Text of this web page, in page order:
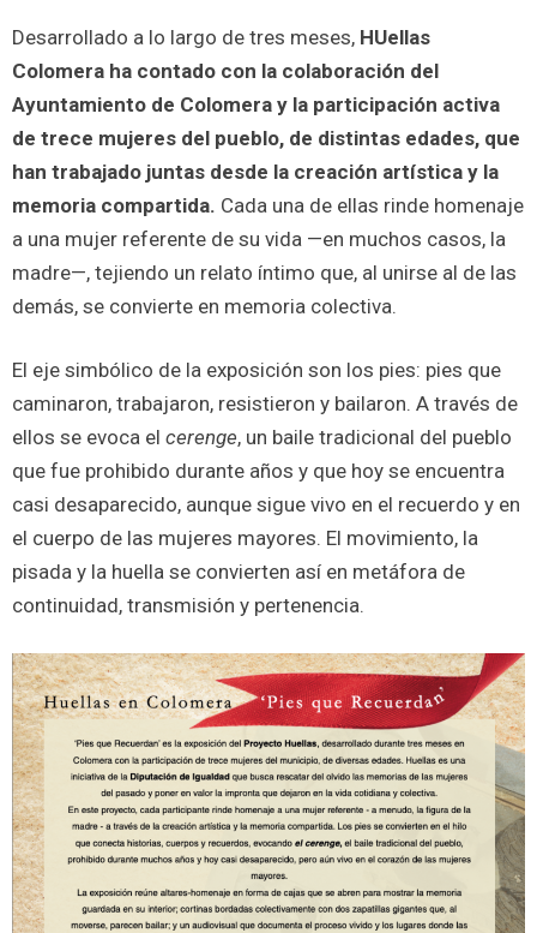
Desarrollado a lo largo de tres meses, HUellas
Colomera ha contado con la colaboración del
Ayuntamiento de Colomera y la participación activa
de trece mujeres del pueblo, de distintas edades, que
han trabajado juntas desde la creación artística y la
memoria compartida. Cada una de ellas rinde homenaje
a una mujer referente de su vida —en muchos casos, la
madre—, tejiendo un relato íntimo que, al unirse al de las
demás, se convierte en memoria colectiva.
El eje simbólico de la exposición son los pies: pies que
caminaron, trabajaron, resistieron y bailaron. A través de
ellos se evoca el cerenge, un baile tradicional del pueblo
que fue prohibido durante años y que hoy se encuentra
casi desaparecido, aunque sigue vivo en el recuerdo y en
el cuerpo de las mujeres mayores. El movimiento, la
pisada y la huella se convierten así en metáfora de
continuidad, transmisión y pertenencia.